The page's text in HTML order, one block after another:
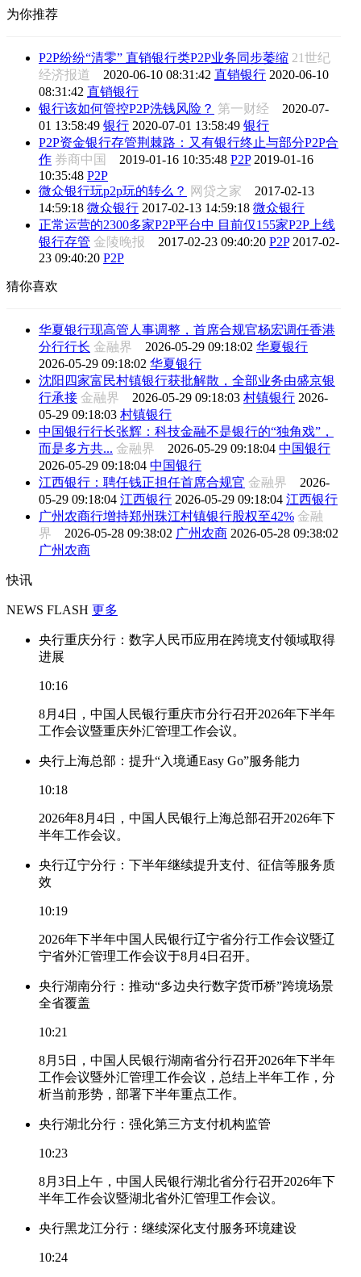
为你推荐
P2P纷纷“清零” 直销银行类P2P业务同步萎缩 21世纪
经济报道 2020-06-10 08:31:42 直销银行 2020-06-10
08:31:42 直销银行
银行该如何管控P2P洗钱风险？ 第一财经 2020-07-
01 13:58:49 银行 2020-07-01 13:58:49 银行
P2P资金银行存管荆棘路：又有银行终止与部分P2P合
作 券商中国 2019-01-16 10:35:48 P2P 2019-01-16
10:35:48 P2P
微众银行玩p2p玩的转么？
网贷之家 2017-02-13
14:59:18 微众银行 2017-02-13 14:59:18 微众银行
正常运营的2300多家P2P平台中 目前仅155家P2P上线
银行存管 金陵晚报 2017-02-23 09:40:20 P2P 2017-02-
23 09:40:20 P2P
猜你喜欢
华夏银行现高管人事调整，首席合规官杨宏调任香港
分行行长 金融界 2026-05-29 09:18:02 华夏银行
2026-05-29 09:18:02 华夏银行
沈阳四家富民村镇银行获批解散，全部业务由盛京银
行承接 金融界 2026-05-29 09:18:03 村镇银行 2026-
05-29 09:18:03 村镇银行
中国银行行长张辉：科技金融不是银行的“独角戏”，
而是多方共... 金融界 2026-05-29 09:18:04 中国银行
2026-05-29 09:18:04 中国银行
江西银行：聘任钱正担任首席合规官 金融界 2026-
05-29 09:18:04 江西银行 2026-05-29 09:18:04 江西银行
广州农商行增持郑州珠江村镇银行股权至42% 金融
界 2026-05-28 09:38:02 广州农商 2026-05-28 09:38:02
广州农商
快讯
NEWS FLASH 更多
央行重庆分行：数字人民币应用在跨境支付领域取得
进展
10:16
8月4日，中国人民银行重庆市分行召开2026年下半年
工作会议暨重庆外汇管理工作会议。
央行上海总部：提升“入境通Easy Go”服务能力
10:18
2026年8月4日，中国人民银行上海总部召开2026年下
半年工作会议。
央行辽宁分行：下半年继续提升支付、征信等服务质
效
10:19
2026年下半年中国人民银行辽宁省分行工作会议暨辽
宁省外汇管理工作会议于8月4日召开。
央行湖南分行：推动“多边央行数字货币桥”跨境场景
全省覆盖
10:21
8月5日，中国人民银行湖南省分行召开2026年下半年
工作会议暨外汇管理工作会议，总结上半年工作，分
析当前形势，部署下半年重点工作。
央行湖北分行：强化第三方支付机构监管
10:23
8月3日上午，中国人民银行湖北省分行召开2026年下
半年工作会议暨湖北省外汇管理工作会议。
央行黑龙江分行：继续深化支付服务环境建设
10:24